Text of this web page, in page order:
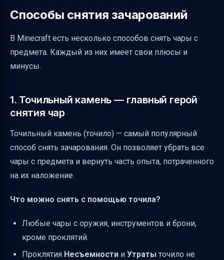
Способы снятия зачарований
В Minecraft есть несколько способов снять чары с
предмета. Каждый из них имеет свои плюсы и
минусы.
1. Точильный камень — главный герой
снятия чар
Точильный камень (точило) — самый популярный
способ снять зачарования. Он позволяет убрать все
чары с предмета и вернуть часть опыта, потраченного
на их наложение.
Что можно снять с помощью точила?
Любые чары с оружия, инструментов и брони,
кроме проклятий.
Проклятия Несъемности и Утраты точило не